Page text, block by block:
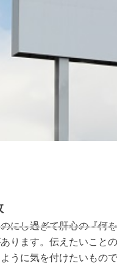
にし過ぎて肝心の『何
ります。伝えたいこと
うに気を付けたいもので